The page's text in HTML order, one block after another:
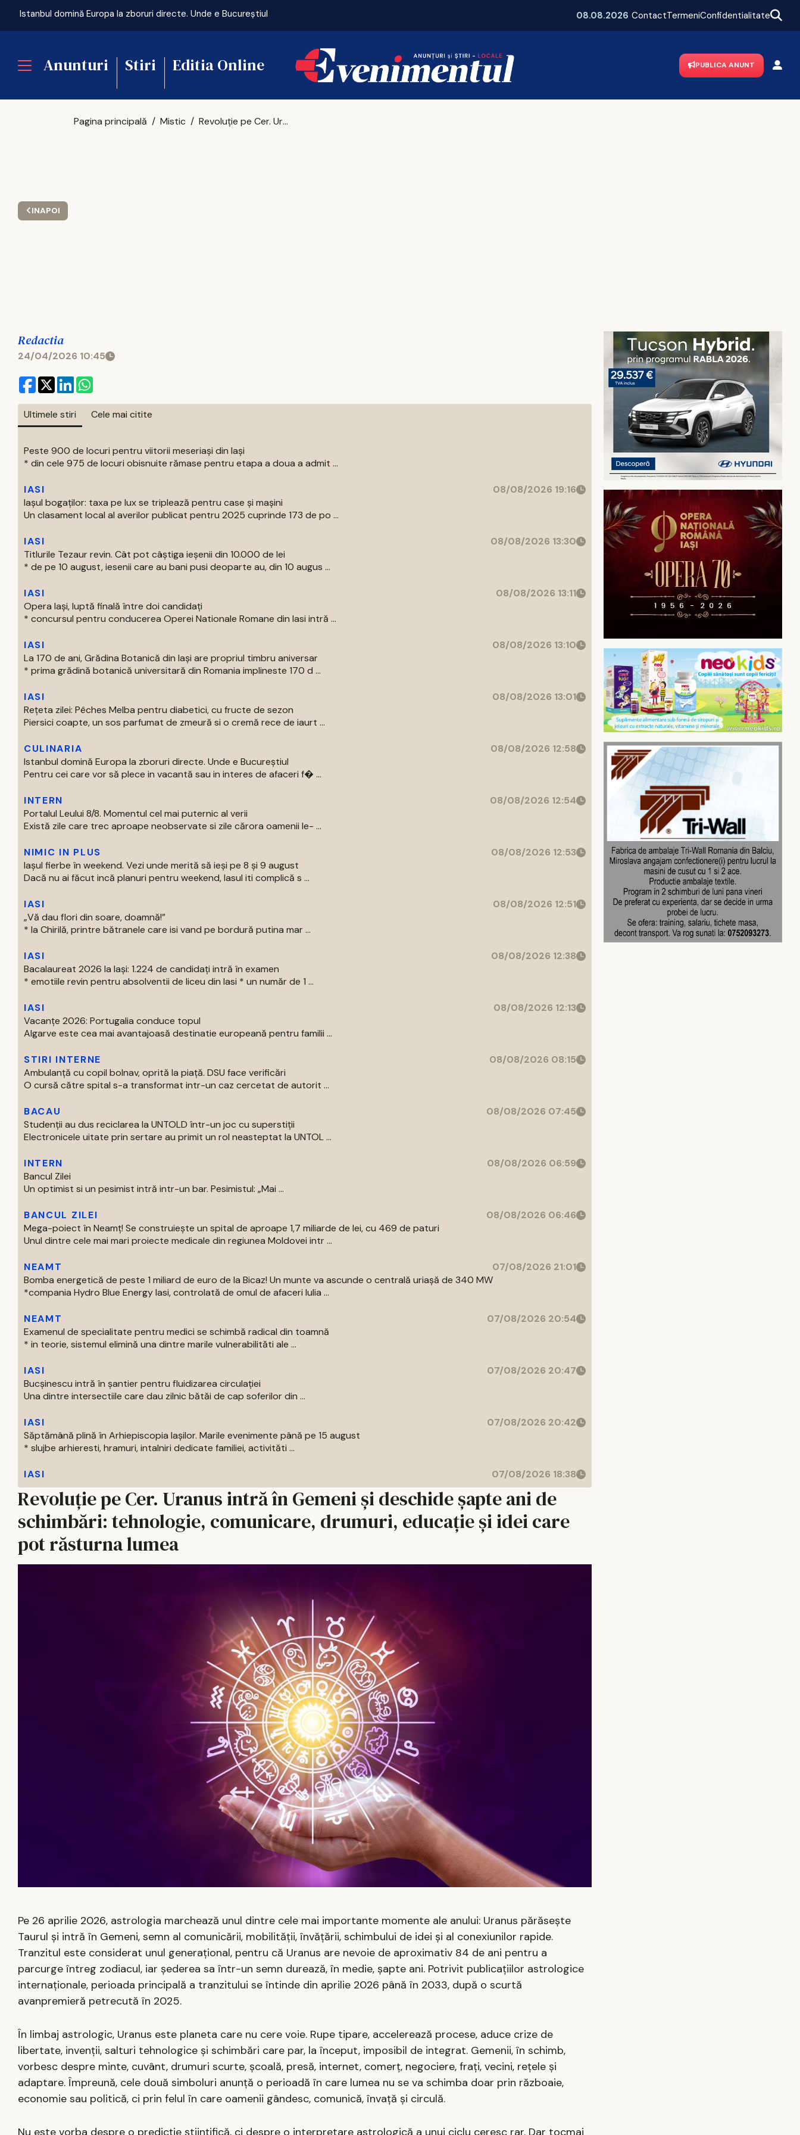
Istanbul domină Europa la zboruri directe. Unde e Bucureștiul Vacanțe 2026: Portugalia
08.08.2026 ContactTermeniConfidentialitate
Anunturi Stiri Editia Online PUBLICA ANUNT
INAPOI
Pagina principală Mistic Revoluție pe Cer. Uranus intră în Gemeni și deschide șapte ani de schimbări: tehnologie, comunicare, drumuri, educație și idei care pot răsturna lumea
Redactia
24/04/2026 10:45
Ultimele stiri Cele mai citite
Peste 900 de locuri pentru viitorii meseriași din Iași
* din cele 975 de locuri obisnuite rămase pentru etapa a doua a admit ...
IASI
08/08/2026 19:16
Iașul bogaților: taxa pe lux se triplează pentru case și mașini
Un clasament local al averilor publicat pentru 2025 cuprinde 173 de po ...
IASI
08/08/2026 13:30
Titlurile Tezaur revin. Cât pot câștiga ieșenii din 10.000 de lei
* de pe 10 august, iesenii care au bani pusi deoparte au, din 10 augus ...
IASI
08/08/2026 13:11
Opera Iași, luptă finală între doi candidați
* concursul pentru conducerea Operei Nationale Romane din Iasi intră ...
IASI
08/08/2026 13:10
La 170 de ani, Grădina Botanică din Iași are propriul timbru aniversar
* prima grădină botanică universitară din Romania implineste 170 d ...
IASI
08/08/2026 13:01
Rețeta zilei: Pêches Melba pentru diabetici, cu fructe de sezon
Piersici coapte, un sos parfumat de zmeură si o cremă rece de iaurt ...
CULINARIA
08/08/2026 12:58
Istanbul domină Europa la zboruri directe. Unde e Bucureștiul
Pentru cei care vor să plece in vacantă sau in interes de afaceri f� ...
INTERN
08/08/2026 12:54
Portalul Leului 8/8. Momentul cel mai puternic al verii
Există zile care trec aproape neobservate si zile cărora oamenii le- ...
NIMIC IN PLUS
08/08/2026 12:53
Iașul fierbe în weekend. Vezi unde merită să ieși pe 8 și 9 august
Dacă nu ai făcut incă planuri pentru weekend, Iasul iti complică s ...
IASI
08/08/2026 12:51
„Vă dau flori din soare, doamnă!”
* la Chirilă, printre bătranele care isi vand pe bordură putina mar ...
IASI
08/08/2026 12:38
Bacalaureat 2026 la Iași: 1.224 de candidați intră în examen
* emotiile revin pentru absolventii de liceu din Iasi * un număr de 1 ...
IASI
08/08/2026 12:13
Vacanțe 2026: Portugalia conduce topul
Algarve este cea mai avantajoasă destinatie europeană pentru familii ...
STIRI INTERNE
08/08/2026 08:15
Ambulanță cu copil bolnav, oprită la piață. DSU face verificări
O cursă către spital s-a transformat intr-un caz cercetat de autorit ...
BACAU
08/08/2026 07:45
Studenții au dus reciclarea la UNTOLD într-un joc cu superstiții
Electronicele uitate prin sertare au primit un rol neasteptat la UNTOL ...
INTERN
08/08/2026 06:59
Bancul Zilei
Un optimist si un pesimist intră intr-un bar. Pesimistul: „Mai ...
BANCUL ZILEI
08/08/2026 06:46
Mega-poiect în Neamț! Se construiește un spital de aproape 1,7 miliarde de lei, cu 469 de paturi
Unul dintre cele mai mari proiecte medicale din regiunea Moldovei intr ...
NEAMT
07/08/2026 21:01
Bomba energetică de peste 1 miliard de euro de la Bicaz! Un munte va ascunde o centrală uriașă de 340 MW
*compania Hydro Blue Energy Iasi, controlată de omul de afaceri Iulia ...
NEAMT
07/08/2026 20:54
Examenul de specialitate pentru medici se schimbă radical din toamnă
* in teorie, sistemul elimină una dintre marile vulnerabilităti ale ...
IASI
07/08/2026 20:47
Bucșinescu intră în șantier pentru fluidizarea circulației
Una dintre intersectiile care dau zilnic bătăi de cap soferilor din ...
IASI
07/08/2026 20:42
Săptămână plină în Arhiepiscopia Iașilor. Marile evenimente până pe 15 august
* slujbe arhieresti, hramuri, intalniri dedicate familiei, activităti ...
IASI 07/08/2026 18:38
Revoluție pe Cer. Uranus intră în Gemeni și deschide șapte ani de
schimbări: tehnologie, comunicare, drumuri, educație și idei care
pot răsturna lumea
Pe 26 aprilie 2026, astrologia marchează unul dintre cele mai importante momente ale anului: Uranus părăsește
Taurul și intră în Gemeni, semn al comunicării, mobilității, învățării, schimbului de idei și al conexiunilor rapide.
Tranzitul este considerat unul generațional, pentru că Uranus are nevoie de aproximativ 84 de ani pentru a
parcurge întreg zodiacul, iar șederea sa într-un semn durează, în medie, șapte ani. Potrivit publicațiilor astrologice
internaționale, perioada principală a tranzitului se întinde din aprilie 2026 până în 2033, după o scurtă
avanpremieră petrecută în 2025.
În limbaj astrologic, Uranus este planeta care nu cere voie. Rupe tipare, accelerează procese, aduce crize de
libertate, invenții, salturi tehnologice și schimbări care par, la început, imposibil de integrat. Gemenii, în schimb,
vorbesc despre minte, cuvânt, drumuri scurte, școală, presă, internet, comerț, negociere, frați, vecini, rețele și
adaptare. Împreună, cele două simboluri anunță o perioadă în care lumea nu se va schimba doar prin războaie,
economie sau politică, ci prin felul în care oamenii gândesc, comunică, învață și circulă.
Nu este vorba despre o predicție științifică, ci despre o interpretare astrologică a unui ciclu ceresc rar. Dar tocmai